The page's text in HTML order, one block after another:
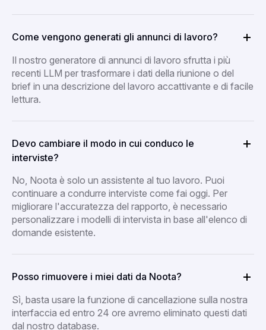
Come vengono generati gli annunci di lavoro?
Il nostro generatore di annunci di lavoro sfrutta i più
recenti LLM per trasformare i dati della riunione o del
brief in una descrizione del lavoro accattivante e di facile
lettura.
Devo cambiare il modo in cui conduco le
interviste?
No, Noota è solo un assistente al tuo lavoro. Puoi
continuare a condurre interviste come fai oggi. Per
migliorare l'accuratezza del rapporto, è necessario
personalizzare i modelli di intervista in base all'elenco di
domande esistente.
Posso rimuovere i miei dati da Noota?
Sì, basta usare la funzione di cancellazione sulla nostra
interfaccia ed entro 24 ore avremo eliminato questi dati
dal nostro database.